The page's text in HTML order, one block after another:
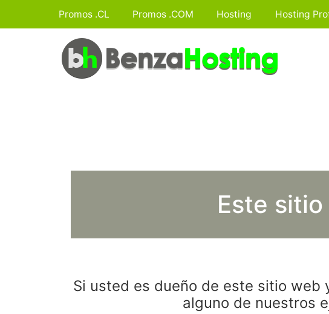
Promos .CL Promos .COM Hosting Hosting
Este
Si usted es dueño de este sitio
alguno de nuestros